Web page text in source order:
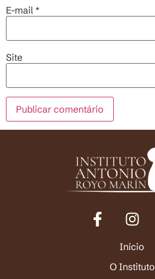
E-mail *
Site
Início
O Instituto